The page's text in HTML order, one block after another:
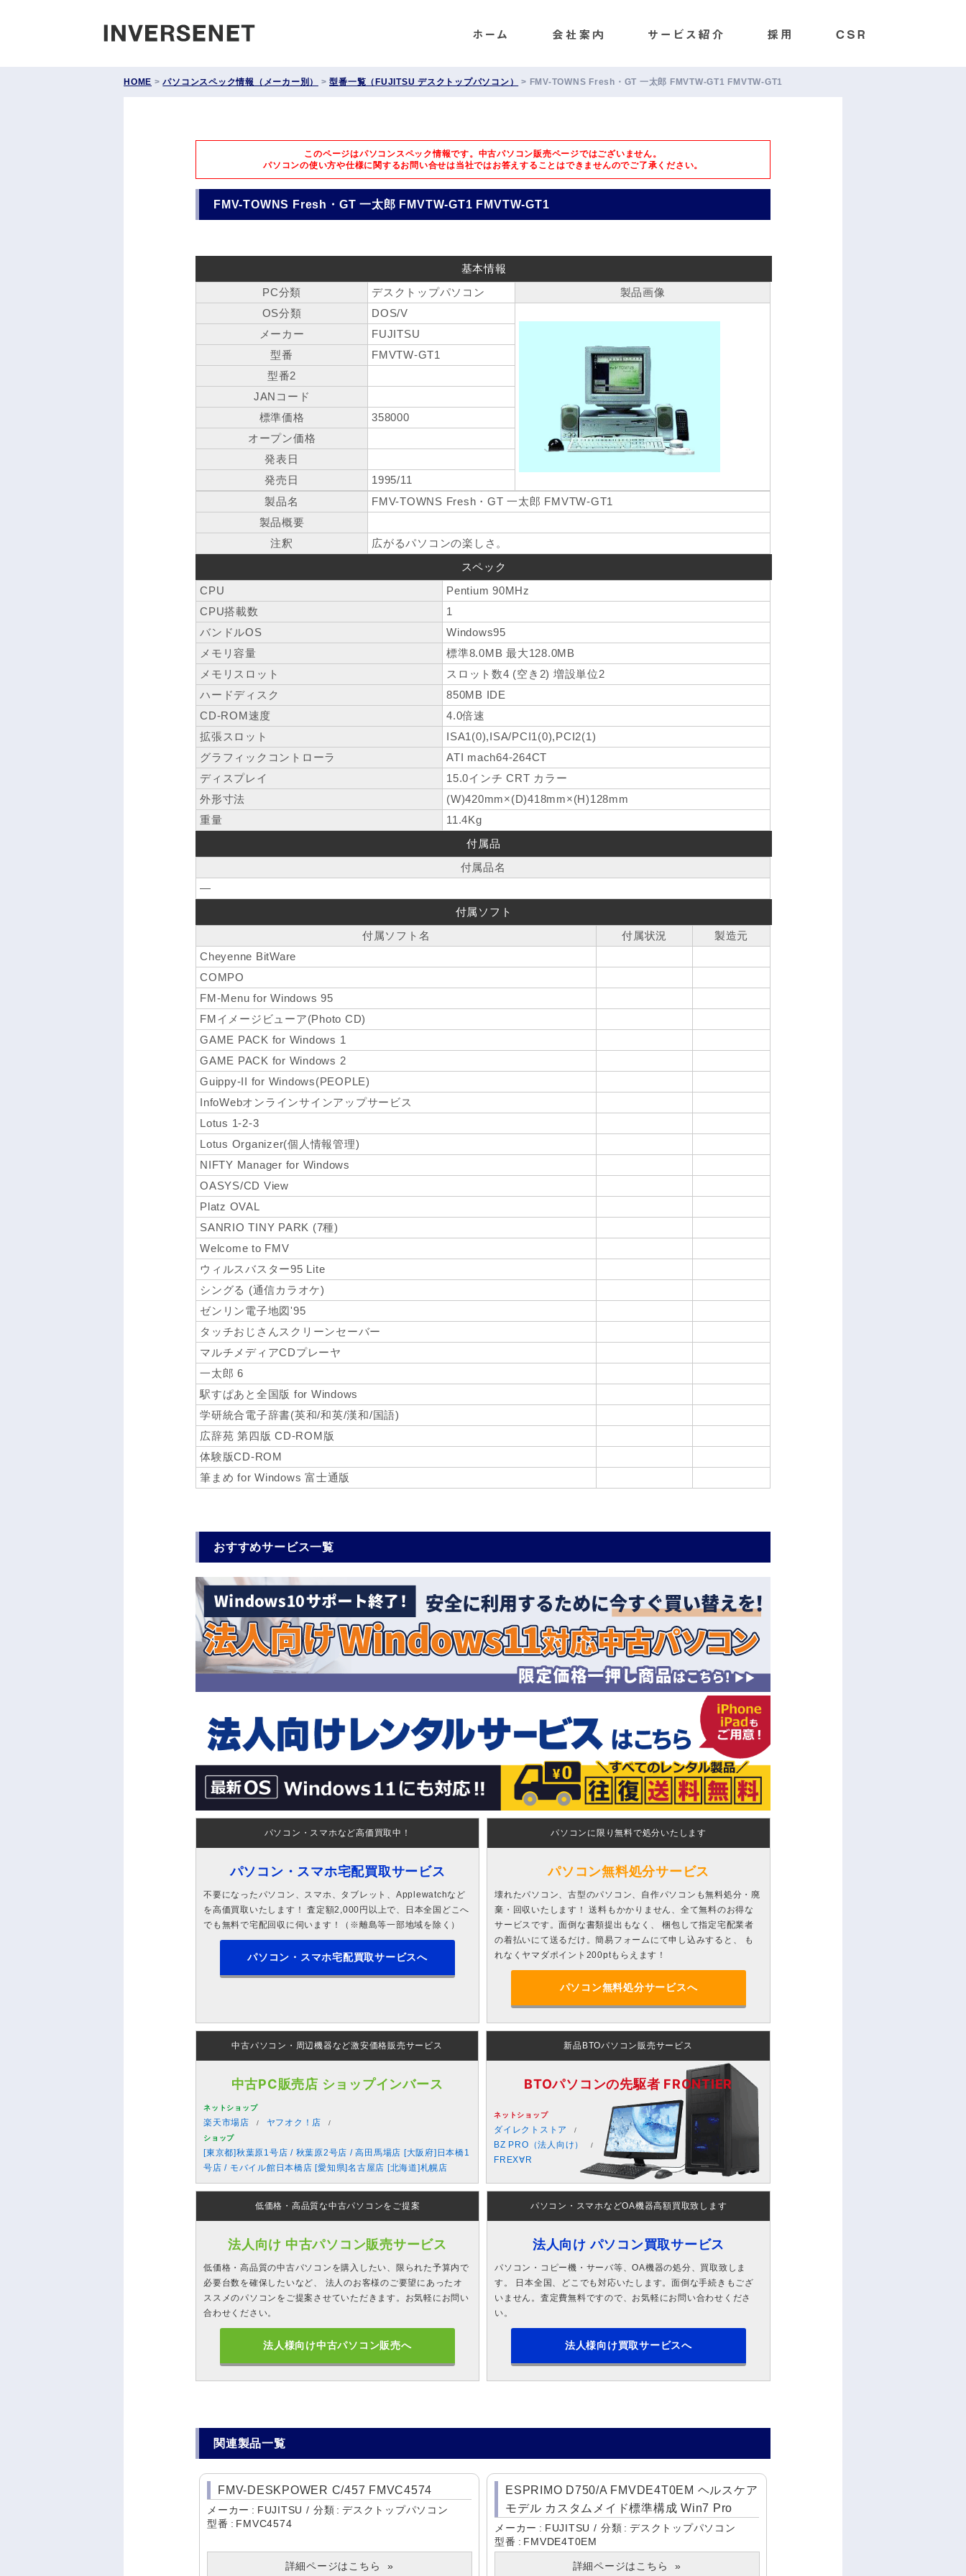
HOME >パソコンスペック情報（メーカー別） >型番一覧（FUJITSU デスクトップパソコン） > FMV-TOWNS Fresh・GT 一太郎 FMVTW-GT1 FMVTW-GT1
このページはパソコンスペック情報です。中古パソコン販売ページではございません。
パソコンの使い方や仕様に関するお問い合せは当社ではお答えすることはできませんのでご了承ください。
FMV-TOWNS Fresh・GT 一太郎 FMVTW-GT1 FMVTW-GT1
基本情報
PC分類
デスクトップパソコン
製品画像
OS分類
DOS/V
メーカー
FUJITSU
型番
FMVTW-GT1
型番2
JANコード
標準価格
358000
オープン価格
発表日
発売日
1995/11
製品名
FMV-TOWNS Fresh・GT 一太郎 FMVTW-GT1
製品概要
注釈
広がるパソコンの楽しさ。
スペック
CPU
Pentium 90MHz
CPU搭載数
1
バンドルOS
Windows95
メモリ容量
標準8.0MB 最大128.0MB
メモリスロット
スロット数4 (空き2) 増設単位2
ハードディスク
850MB IDE
CD-ROM速度
4.0倍速
拡張スロット
ISA1(0),ISA/PCI1(0),PCI2(1)
グラフィックコントローラ
ATI mach64-264CT
ディスプレイ
15.0インチ CRT カラー
外形寸法
(W)420mm×(D)418mm×(H)128mm
重量
11.4Kg
付属品
付属品名
―
付属ソフト
付属ソフト名
付属状況
製造元
Cheyenne BitWare
COMPO
FM-Menu for Windows 95
FMイメージビューア(Photo CD)
GAME PACK for Windows 1
GAME PACK for Windows 2
Guippy-II for Windows(PEOPLE)
InfoWebオンラインサインアップサービス
Lotus 1-2-3
Lotus Organizer(個人情報管理)
NIFTY Manager for Windows
OASYS/CD View
Platz OVAL
SANRIO TINY PARK (7種)
Welcome to FMV
ウィルスバスター95 Lite
シングる (通信カラオケ)
ゼンリン電子地図'95
タッチおじさんスクリーンセーバー
マルチメディアCDプレーヤ
一太郎 6
駅すぱあと全国版 for Windows
学研統合電子辞書(英和/和英/漢和/国語)
広辞苑 第四版 CD-ROM版
体験版CD-ROM
筆まめ for Windows 富士通版
おすすめサービス一覧
パソコン・スマホなど高価買取中！
パソコン・スマホ宅配買取サービス
不要になったパソコン、スマホ、タブレット、Applewatchなど
を高価買取いたします！ 査定額2,000円以上で、日本全国どこへ
でも無料で宅配回収に伺います！（※離島等一部地域を除く）
パソコン・スマホ宅配買取サービスへ
パソコンに限り無料で処分いたします
パソコン無料処分サービス
壊れたパソコン、古型のパソコン、自作パソコンも無料処分・廃
棄・回収いたします！ 送料もかかりません、全て無料のお得な
サービスです。面倒な書類提出もなく、 梱包して指定宅配業者
の着払いにて送るだけ。簡易フォームにて申し込みすると、 も
れなくヤマダポイント200ptもらえます！
パソコン無料処分サービスへ
中古パソコン・周辺機器など激安価格販売サービス
中古PC販売店 ショップインバース
ネットショップ
楽天市場店 ヤフオク！店
ショップ
[東京都]秋葉原1号店 / 秋葉原2号店 / 高田馬場店 [大阪府]日本橋1
号店 / モバイル館日本橋店 [愛知県]名古屋店 [北海道]札幌店
新品BTOパソコン販売サービス
BTOパソコンの先駆者 FRONTIER
ネットショップ
ダイレクトストア
BZ PRO（法人向け）
FREX∀R
低価格・高品質な中古パソコンをご提案
法人向け 中古パソコン販売サービス
低価格・高品質の中古パソコンを購入したい、限られた予算内で
必要台数を確保したいなど、 法人のお客様のご要望にあったオ
ススメのパソコンをご提案させていただきます。お気軽にお問い
合わせください。
法人様向け中古パソコン販売へ
パソコン・スマホなどOA機器高額買取致します
法人向け パソコン買取サービス
パソコン・コピー機・サーバ等、OA機器の処分、買取致しま
す。 日本全国、どこでも対応いたします。面倒な手続きもござ
いません。査定費無料ですので、お気軽にお問い合わせくださ
い。
法人様向け買取サービスへ
関連製品一覧
FMV-DESKPOWER C/457 FMVC4574
メーカー FUJITSU 分類
デスクトップパソコン
型番
FMVC4574
詳細ページはこちら
ESPRIMO D750/A FMVDE4T0EM ヘルスケア
モデル カスタムメイド標準構成 Win7 Pro
メーカー FUJITSU 分類
デスクトップパソコン
型番
FMVDE4T0EM
詳細ページはこちら